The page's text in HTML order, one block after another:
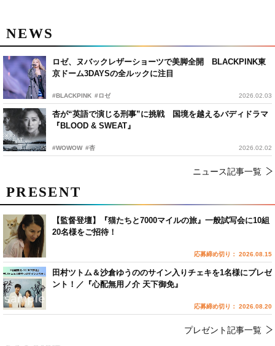
NEWS
ロゼ、ヌバックレザーショーツで美脚全開 BLACKPINK東
京ドーム3DAYSの全ルックに注目
#BLACKPINK #ロゼ 2026.02.03
杏が“英語で演じる刑事”に挑戦 国境を越えるバディドラマ
『BLOOD & SWEAT』
#WOWOW #杏 2026.02.02
ニュース記事一覧
PRESENT
【監督登壇】『猫たちと7000マイルの旅』一般試写会に10組
20名様をご招待！
応募締め切り： 2026.08.15
田村ツトム＆沙倉ゆうののサイン入りチェキを1名様にプレゼ
ント！／『心配無用ノ介 天下御免』
応募締め切り： 2026.08.20
プレゼント記事一覧